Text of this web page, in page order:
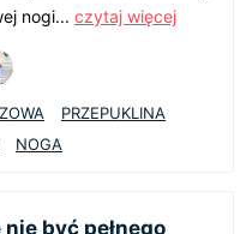
nogi... czytaj więcej
PRZEPUKLINA
NOGA
być pełnego